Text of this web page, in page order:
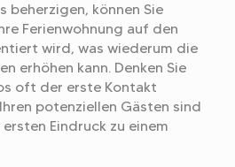
beherzigen, können Sie
Ferienwohnung auf den
wird, was wiederum die
erhöhen kann. Denken Sie
oft der erste Kontakt
potenziellen Gästen sind
Eindruck zu einem